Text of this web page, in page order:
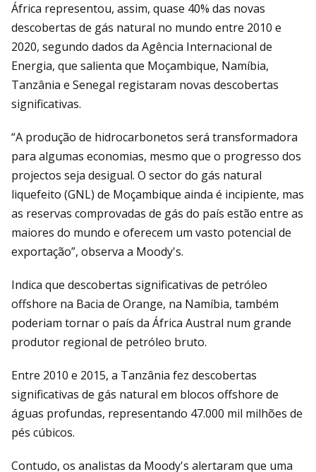
África representou, assim, quase 40% das novas
descobertas de gás natural no mundo entre 2010 e
2020, segundo dados da Agência Internacional de
Energia, que salienta que Moçambique, Namíbia,
Tanzânia e Senegal registaram novas descobertas
significativas.
“A produção de hidrocarbonetos será transformadora
para algumas economias, mesmo que o progresso dos
projectos seja desigual. O sector do gás natural
liquefeito (GNL) de Moçambique ainda é incipiente, mas
as reservas comprovadas de gás do país estão entre as
maiores do mundo e oferecem um vasto potencial de
exportação”, observa a Moody's.
Indica que descobertas significativas de petróleo
offshore na Bacia de Orange, na Namíbia, também
poderiam tornar o país da África Austral num grande
produtor regional de petróleo bruto.
Entre 2010 e 2015, a Tanzânia fez descobertas
significativas de gás natural em blocos offshore de
águas profundas, representando 47.000 mil milhões de
pés cúbicos.
Contudo, os analistas da Moody's alertaram que uma